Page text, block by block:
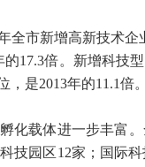
市新增高新技术企
17.3倍。新增科技
是2013年的11.1倍。
载体进一步丰富。
技园区12家；国际